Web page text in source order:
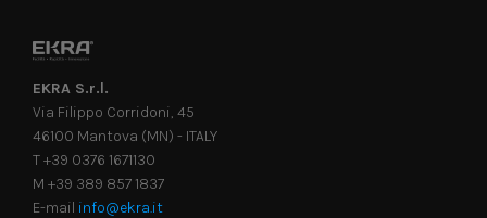
EKRA S.r.l.
Via Filippo Corridoni, 45
46100 Mantova (MN) - ITALY
T +39 0376 1671130
M +39 389 857 1837
E-mail info@ekra.it